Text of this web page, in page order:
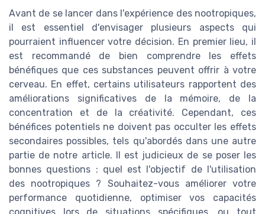
Avant de se lancer dans l'expérience des nootropiques,
il est essentiel d'envisager plusieurs aspects qui
pourraient influencer votre décision. En premier lieu, il
est recommandé de bien comprendre les effets
bénéfiques que ces substances peuvent offrir à votre
cerveau. En effet, certains utilisateurs rapportent des
améliorations significatives de la mémoire, de la
concentration et de la créativité. Cependant, ces
bénéfices potentiels ne doivent pas occulter les effets
secondaires possibles, tels qu'abordés dans une autre
partie de notre article. Il est judicieux de se poser les
bonnes questions : quel est l'objectif de l'utilisation
des nootropiques ? Souhaitez-vous améliorer votre
performance quotidienne, optimiser vos capacités
cognitives lors de situations spécifiques, ou tout